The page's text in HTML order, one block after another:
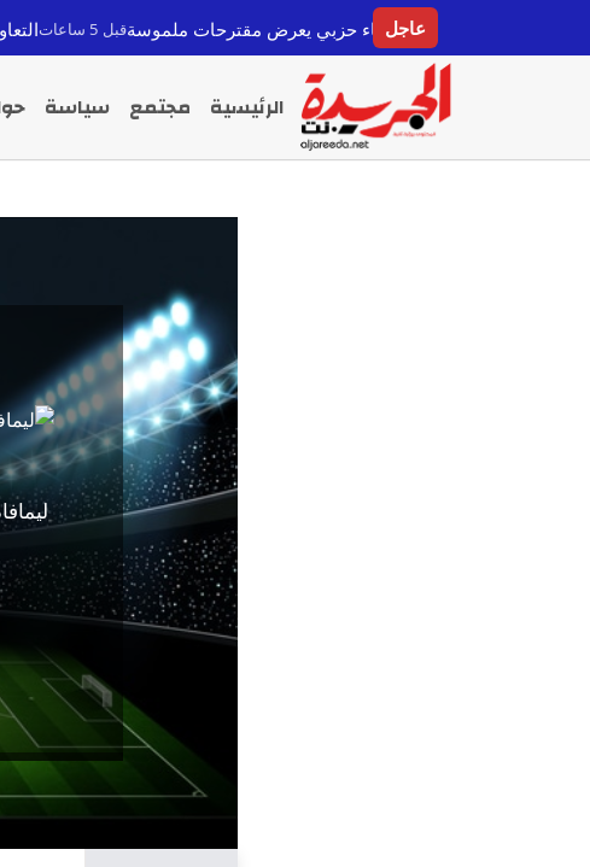
عاجل
الانتخابية: لقاء حزبي يعرض مقترحات ملموسةقبل 5 ساعات التعاون
الرئيسية مجتمع سياسة